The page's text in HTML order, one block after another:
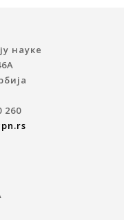
науке
260